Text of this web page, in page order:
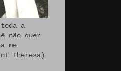
toda a
não quer
me
Theresa)